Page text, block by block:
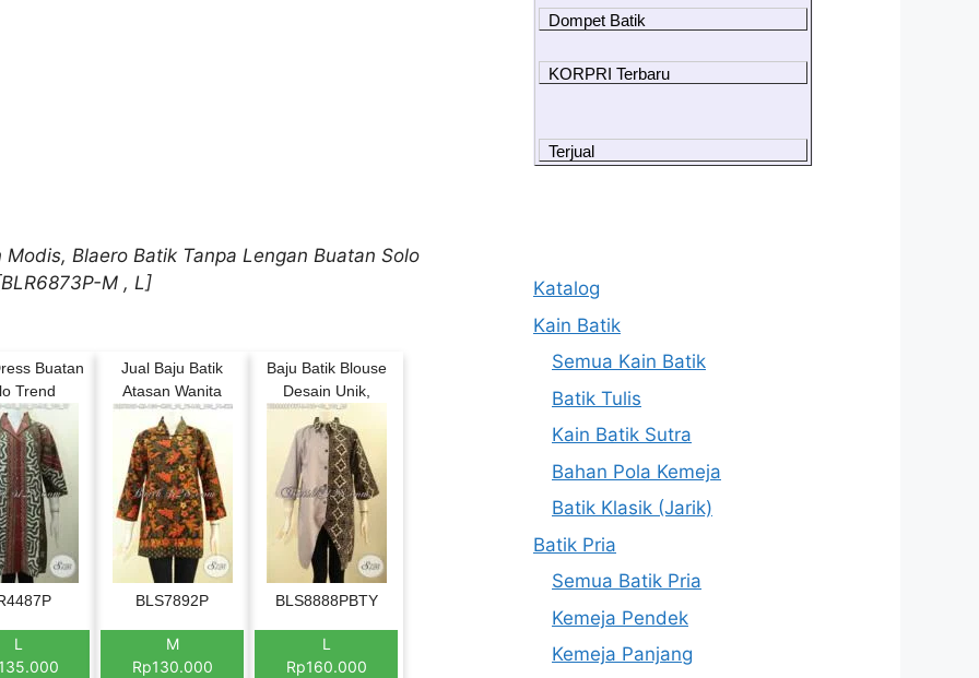
Blaero Batik Tanpa Lengan Buatan Solo
M , L]
Buatan
Trend
L
Jual Baju Batik
Atasan Wanita
BLS7892P
M
Rp130.000
Baju Batik Blouse
Desain Unik,
BLS8888PBTY
L
Rp160.000
Dompet Batik
KORPRI Terbaru
Terjual
Katalog
Kain Batik
Semua Kain Batik
Batik Tulis
Kain Batik Sutra
Bahan Pola Kemeja
Batik Klasik (Jarik)
Batik Pria
Semua Batik Pria
Kemeja Pendek
Kemeja Panjang